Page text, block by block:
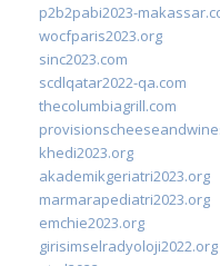
p2b2pabi2023-
wocfparis2023.org
sinc2023.com
scdlqatar2022-qa.com
thecolumbiagrill.com
khedi2023.org
akademikgeriatri2023.org
marmarapediatri2023.org
emchie2023.org
girisimselradyoloji2022.org